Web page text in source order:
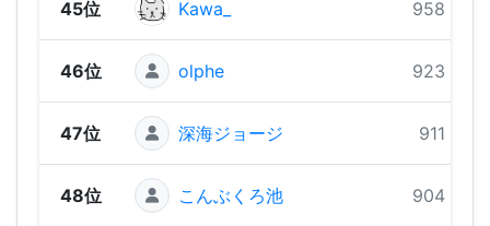
45位 Kawa_ 958 pts
46位 olphe 923 pts
47位 深海ジョージ 911 pts
48位 こんぶくろ池 904 pts